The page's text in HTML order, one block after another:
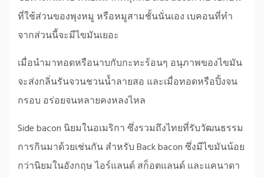
ที่ใช้ส่วนของพุงหมู หรือหมูสามชั้นนั่นเอง เบคอนที่ทำ
จากส่วนนี้จะมีไขมันเยอะ
เมื่อนำมาทอดหรือนาบกับกะทะร้อนๆ อนุภาพของไขมัน
จะส่งกลิ่นรันจวนชวนน้ำลายสอ และเมื่อทอดหรือปิ้งจน
กรอบ อร่อยจนหลายคงหลงไหล
Side bacon นิยมในอเมริกา ซึ่งรวมถึงไทยที่รับวัฒนธรรม
การกินมาด้วยเช่นกัน สำหรับ Back bacon ซึ่งมีไขมันน้อย
กว่านิยมในอังกฤษ ไอร์แลนด์ สก็อตแลนด์ และแคนาดา